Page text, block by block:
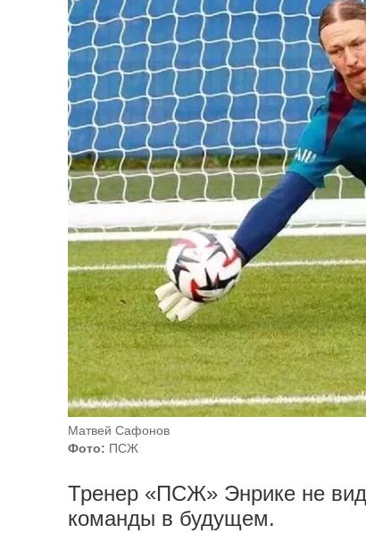
Матвей Сафонов
Фото: ПСЖ
Тренер «ПСЖ» Энрике не
команды в будущем.